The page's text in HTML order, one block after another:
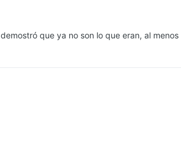
que ya no son lo que eran, al